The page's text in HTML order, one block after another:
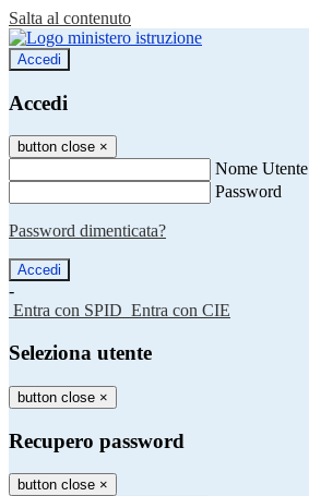
Salta al contenuto
Accedi
Accedi
button close ×
Nome Utente
Password
Password dimenticata?
-
Entra con SPID Entra con CIE
Seleziona utente
button close ×
Recupero password
button close ×